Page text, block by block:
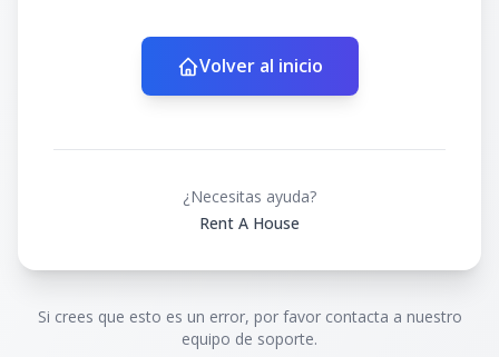
Volver al inicio
¿Necesitas ayuda?
Rent A House
Si crees que esto es un error, por favor contacta a nuestro
equipo de soporte.